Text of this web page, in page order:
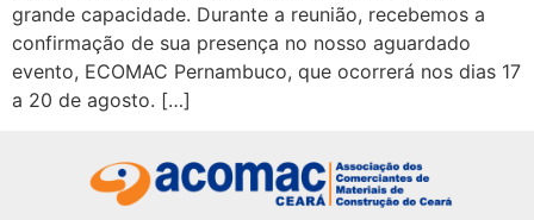
grande capacidade. Durante a reunião, recebemos a
confirmação de sua presença no nosso aguardado
evento, ECOMAC Pernambuco, que ocorrerá nos dias 17
a 20 de agosto. […]